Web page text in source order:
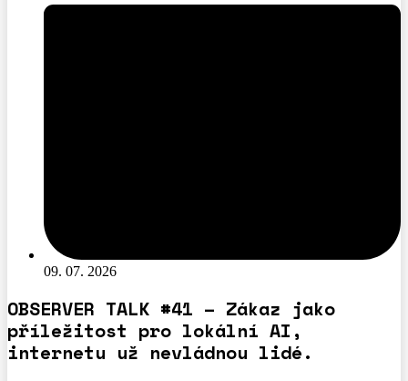
09. 07. 2026
OBSERVER TALK #41 – Zákaz jako
příležitost pro lokální AI,
internetu už nevládnou lidé.